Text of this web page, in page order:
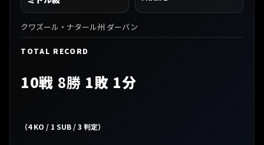
クワズール・ナタール州 ダーバン
TOTAL RECORD
10戦 8勝 1敗 1分
（4 KO / 1 SUB / 3 判定）